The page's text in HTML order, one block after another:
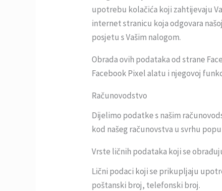
upotrebu kolačića koji zahtijevaju
internet stranicu koja odgovara
posjetu s Vašim nalogom.
Obrada ovih podataka od strane
Facebook Pixel alatu i njegovoj
Računovodstvo
Dijelimo podatke s našim
kod našeg računovstva u svrhu
Vrste ličnih podataka koji se
Lični podaci koji se prikupljaju
poštanski broj, telefonski broj.